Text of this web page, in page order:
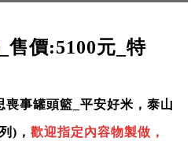
售價:5100元_ 特
喪事罐頭籃_平安好米，泰山
)， 歡迎指定內容物製做，